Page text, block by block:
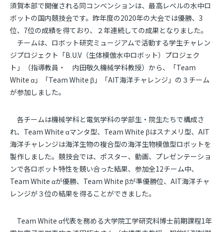
須賀本部で開催される同コンベンションは、最高レベルの水中ロ
ボットの国内競技会です。昨年度の2020年の大会では優勝、3
位、7位の成績を得ており、２年連続しての成果となりました。
チームは、ロボット研究ミュージアムで活動する学生チャレン
ジプロジェクト「B.U.V（生体模倣水中ロボット）プロジェク
ト」（指導教員・ 内田敬久機械学科教授）から、「Team
White α」「Team White β」「AIT海洋チャレンジ」の３チーム
が参加しました。
各チームは機械学科と電気学科の学部生・院生たちで構成さ
れ、Team White αマンタ型、Team White βはスナメリ型、AIT
海洋チャレンジは海洋生物の複合型の海洋生物模倣型ロボットを
製作しました。競技会では、ポスター、動画、プレゼンテーショ
ンで各ロボット特性を競い合った結果、参加全12チーム中、
Team White αが優勝、Team White βが準優勝位、AIT海洋チャ
レンジが３位の結果を得ることができました。
Team White α代表を務める大学院工学研究科博士前期課程1年